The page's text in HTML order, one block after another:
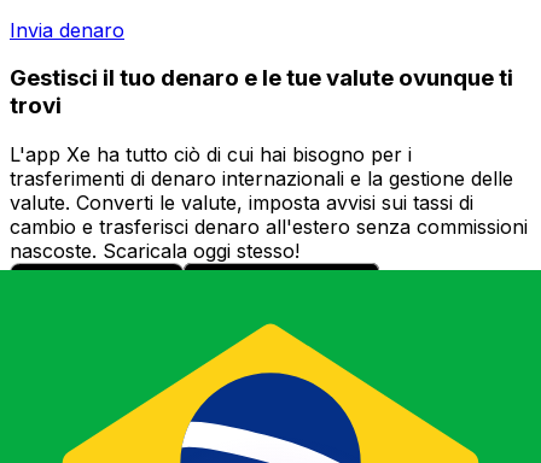
Invia denaro
Gestisci il tuo denaro e le tue valute ovunque ti
trovi
L'app Xe ha tutto ciò di cui hai bisogno per i
trasferimenti di denaro internazionali e la gestione delle
valute. Converti le valute, imposta avvisi sui tassi di
cambio e trasferisci denaro all'estero senza commissioni
nascoste. Scaricala oggi stesso!